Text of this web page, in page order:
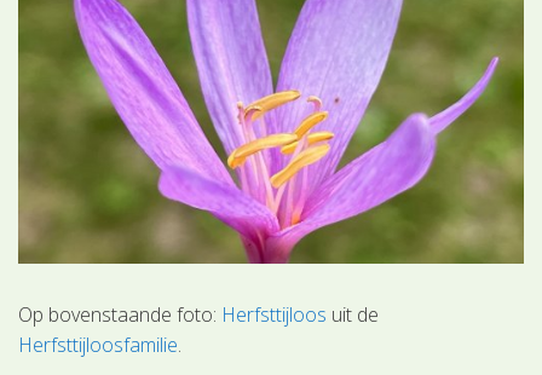
Op bovenstaande foto: Herfsttijloos uit de
Herfsttijloosfamilie.